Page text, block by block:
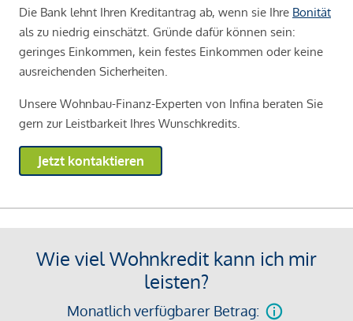
Die Bank lehnt Ihren Kreditantrag ab, wenn sie Ihre Bonität
als zu niedrig einschätzt. Gründe dafür können sein:
geringes Einkommen, kein festes Einkommen oder keine
ausreichenden Sicherheiten.
Unsere Wohnbau-Finanz-Experten von Infina beraten Sie
gern zur Leistbarkeit Ihres Wunschkredits.
Jetzt kontaktieren
Wie viel Wohnkredit kann ich mir
leisten?
Monatlich verfügbarer Betrag: